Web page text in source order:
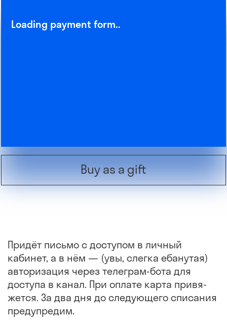
Loading payment form
Buy as a gift
Придёт письмо с доступом в личный
кабинет, а в нём — (увы, слегка ебанутая)
авториза­ция через телеграм-бота для
доступа в канал. При оплате карта привя­
жется. За два дня до следующего списа­ния
предупредим.